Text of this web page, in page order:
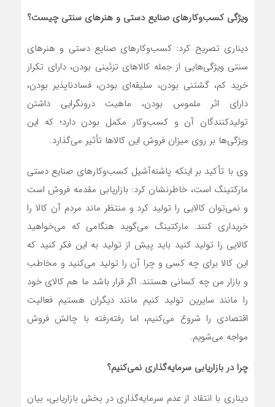
ویژگی کسب‌وکارهای صنایع دستی و هنرهای سنتی چیست؟
دیناری تصریح کرد: کسب‌وکارهای صنایع دستی و هنرهای
سنتی ویژگی‌هایی از جمله کالاهای تزئینی بودن، دارای تکرار
خرید کم، گشتنی بودن، سلیقه‌ای بودن، فسادناپذیر بودن،
دارای اثر ملموس بودن، ماهیت درونگرایی داشتن
تولیدکنندگان آن و کسب‌وکار مکمل بودن دارد؛ که این
ویژگی‌ها بر روی میزان فروش این کالاها تأثیر می‌گذارد.
وی با تأکید بر اینکه پاشنه‌آشیل کسب‌وکارهای صنایع دستی
مارکتینگ است، خاطرنشان کرد: بازاریابی مقدمه فروش است
و نمی‌توان کالایی را تولید کرد و منتظر ماند مردم آن کالا را
خریداری کنند. مارکتینگ می‌گوید هنگامی که می‌خواهید
کالایی را تولید کنید باید پیش از تولید به این فکر کنید که
این کالا برای چه کسی و چرا آن را تولید می‌کنید و مخاطب
و بازار من چه کسانی هستند. اگر قرار باشد ما هم کالای خود
را مانند سایرین تولید کنیم مانند دیگران هستیم فعالیت
اقتصادی را شروع می‌کنیم، اما رفته‌رفته با چالش فروش
مواجه می‌شویم.
چرا در بازاریابی سرمایه‌گذاری نمی‌کنیم؟
دیناری با انتقاد از عدم سرمایه‌گذاری در بخش بازاریابی، بیان